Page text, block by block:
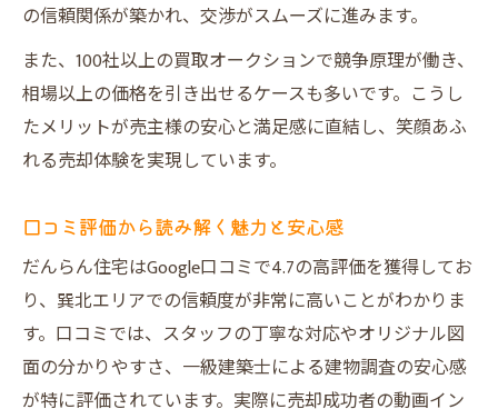
の信頼関係が築かれ、交渉がスムーズに進みます。
また、100社以上の買取オークションで競争原理が働き、
相場以上の価格を引き出せるケースも多いです。こうし
たメリットが売主様の安心と満足感に直結し、笑顔あふ
れる売却体験を実現しています。
口コミ評価から読み解く魅力と安心感
だんらん住宅はGoogle口コミで4.7の高評価を獲得してお
り、巽北エリアでの信頼度が非常に高いことがわかりま
す。口コミでは、スタッフの丁寧な対応やオリジナル図
面の分かりやすさ、一級建築士による建物調査の安心感
が特に評価されています。実際に売却成功者の動画イン